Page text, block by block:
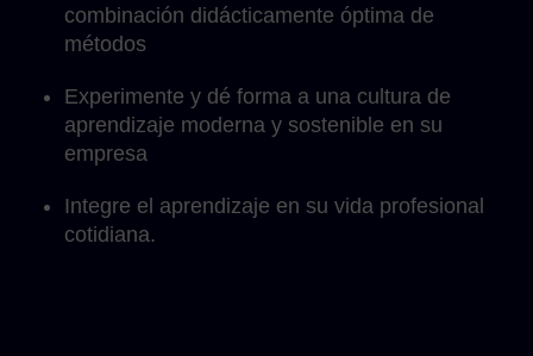
combinación didácticamente óptima de
métodos
Experimente y dé forma a una cultura de
aprendizaje moderna y sostenible en su
empresa
Integre el aprendizaje en su vida profesional
cotidiana.